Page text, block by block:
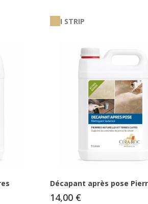
I STRIP
Décapant après pose
14,00 €